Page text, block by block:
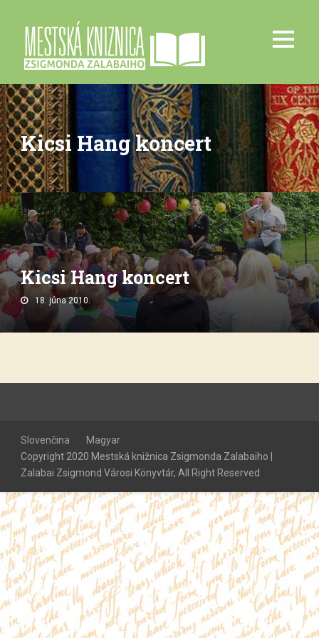
Kicsi Hang koncert
Kicsi Hang koncert
18. júna 2010.
Slovenčina
Magyar
Copyright 2020 Mestská knižnica Zsigmonda Zalabaiho |
Zalabai Zsigmond Városi Könyvtár, All Right Reserved